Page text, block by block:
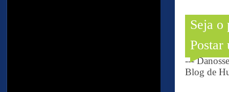
Seja o
Postar
---
Blog de